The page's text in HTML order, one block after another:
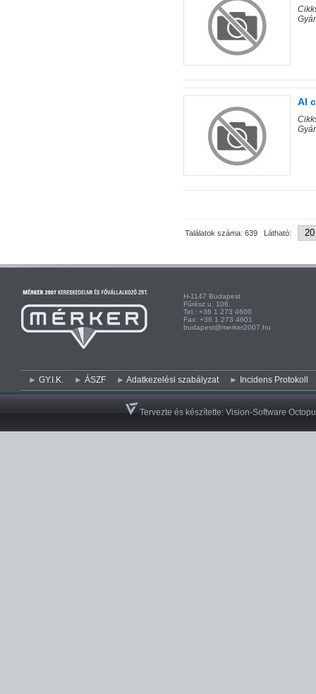
Al
Találatok száma: 639 Látható:
H-1147 Budapest H-
Fűrész u. 106.
Tel.: +36 1 273 4600
Fax: +36 1 273 4601
budapest@merker2007.hu
GY.I.K. ÁSZF Adatkezelési szabályzat Incidens Protokoll
Tervezte és készítette:Vision-Software